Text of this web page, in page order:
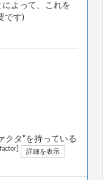
よって、これを
です)
クタ"を持っている
詳細を表示